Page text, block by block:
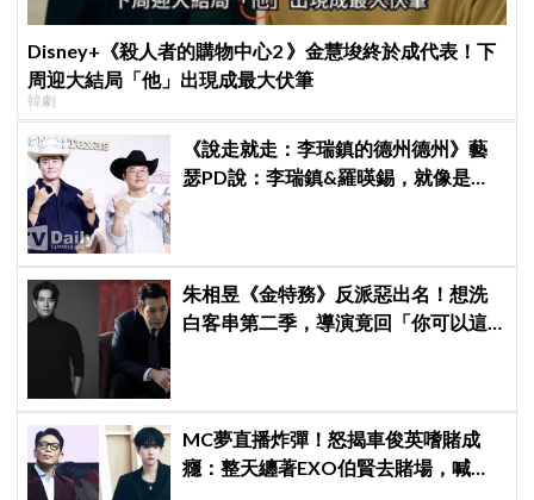
Disney+《殺人者的購物中心2 》金慧埈終於成代表！下
周迎大結局「他」出現成最大伏筆
韓劇
《說走就走：李瑞鎮的德州德州》藝
瑟PD說：李瑞鎮&羅暎錫，就像是浪
朱相昱《金特務》反派惡出名！想洗
白客串第二季，導演竟回「你可以這
MC夢直播炸彈！怒揭車俊英嗜賭成
癮：整天纏著EXO伯賢去賭場，喊話